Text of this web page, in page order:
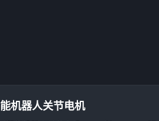
机器人关节电机